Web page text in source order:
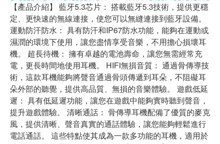
【產品介紹】 藍牙5.3芯片： 搭載藍牙5.3技術，提供更穩
定、更快速的無線連接，使您可以無縫連接到藍牙設備。
運動防汗防水： 具有防汗和IP67防水功能，能夠在運動或
濕潤的環境下使用，讓您盡情享受音樂，不用擔心損壞耳
機。 超長待機： 擁有卓越的電池壽命，讓您無需經常充
電，更長時間地使用耳機。 HIFI無損音質： 通過骨傳導技
術，這款耳機能夠將聲音通過骨頭傳遞到耳朵，不阻礙耳
朵外部的聽覺，提供高品質、無損的音樂體驗。 遊戲低延
遲： 具有低延遲功能，讓您在遊戲中能夠實時聽到聲音，
提升遊戲體驗。 清晰通話： 骨傳導耳機配備了優質的麥克
風，提供清晰、聲音真實的通話體驗，讓您能夠輕鬆進行
電話通話。 這些特點使其成為一款多功能的耳機，適用於